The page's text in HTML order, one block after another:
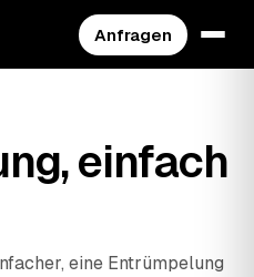
Anfragen
einfach
eine Entrümpelung